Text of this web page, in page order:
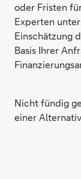
oder Fristen
Experten
Einschätzung
Basis Ihrer
Nicht fündig
einer